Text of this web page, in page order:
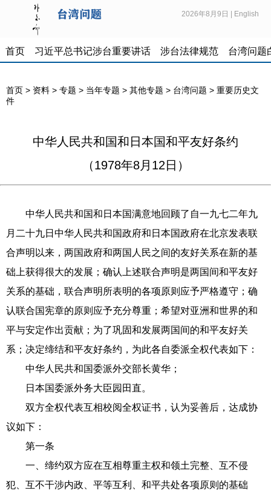
2026年8月9日 English
首页 习近平总书记涉台重要讲话 涉台法律规范 台湾问题
首页 > 资料 > 专题 > 当年专题 > 其他专题 > 台湾问题 > 重要历史文
件
中华人民共和国和日本国和平友好条约
（1978年8月12日）
中华人民共和国和日本国满意地回顾了自一九七二年九
月二十九日中华人民共和国政府和日本国政府在北京发表联
合声明以来，两国政府和两国人民之间的友好关系在新的基
础上获得很大的发展；确认上述联合声明是两国间和平友好
关系的基础，联合声明所表明的各项原则应予严格遵守；确
认联合国宪章的原则应予充分尊重；希望对亚洲和世界的和
平与安定作出贡献；为了巩固和发展两国间的和平友好关
系；决定缔结和平友好条约，为此各自委派全权代表如下：
中华人民共和国委派外交部长黄华；
日本国委派外务大臣园田直。
双方全权代表互相校阅全权证书，认为妥善后，达成协
议如下：
第一条
一、缔约双方应在互相尊重主权和领土完整、互不侵
犯、互不干涉内政、平等互利、和平共处各项原则的基础